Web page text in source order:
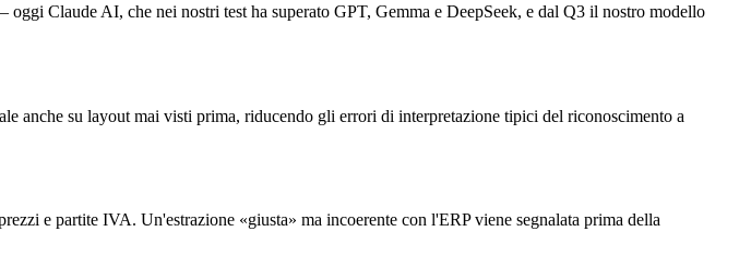
Claude AI, che nei nostri test ha superato GPT, Gemma e DeepSeek, e dal Q3 il nostro modello
su layout mai visti prima, riducendo gli errori di interpretazione tipici del riconoscimento a
e partite IVA. Un'estrazione «giusta» ma incoerente con l'ERP viene segnalata prima della